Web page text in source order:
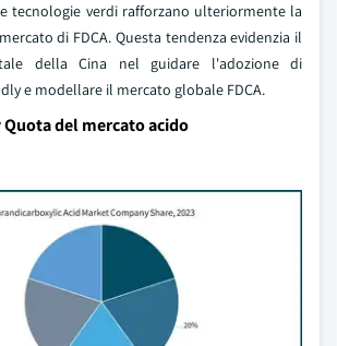
tecnologie verdi rafforzano ulteriormente la
di FDCA. Questa tendenza evidenzia il
della Cina nel guidare l'adozione di
e modellare il mercato globale FDCA.
del mercato acido